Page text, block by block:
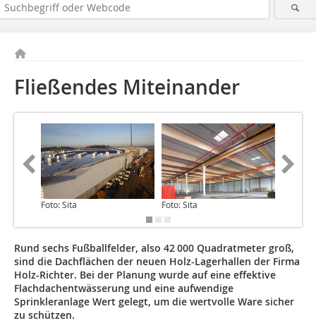
Fließendes Miteinander
Foto: Sita Foto: Sita
Rund sechs Fußballfelder, also 42 000 Quadratmeter groß,
sind die Dachflächen der neuen Holz-Lagerhallen der Firma
Holz-Richter. Bei der Planung wurde auf eine effektive
Flachdachentwässerung und eine aufwendige
Sprinkleranlage Wert gelegt, um die wertvolle Ware sicher
zu schützen.